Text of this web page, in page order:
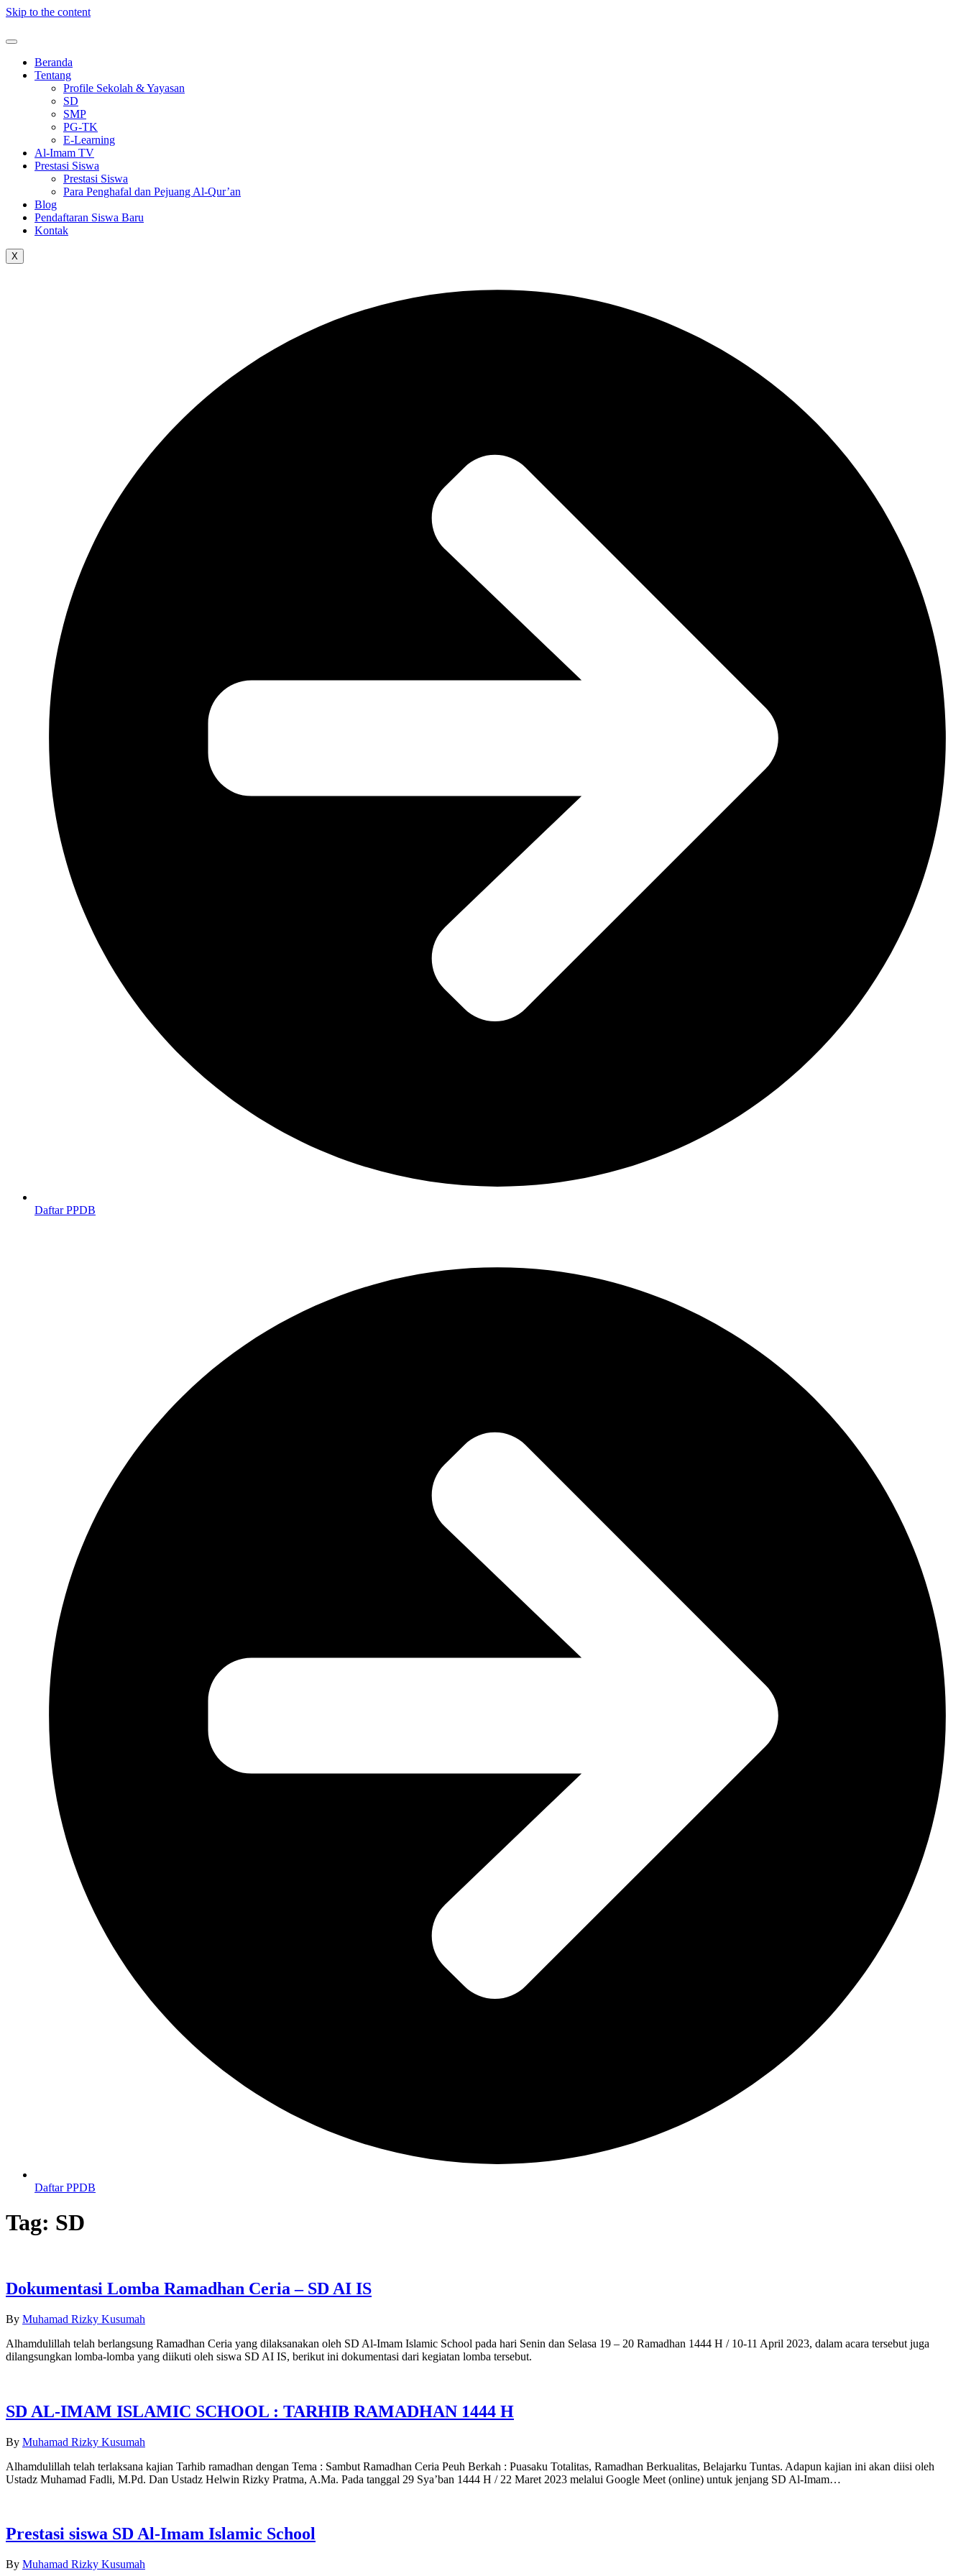
Skip to the content
Beranda
Tentang
Profile Sekolah & Yayasan
SD
SMP
PG-TK
E-Learning
Al-Imam TV
Prestasi Siswa
Prestasi Siswa
Para Penghafal dan Pejuang Al-Qur’an
Blog
Pendaftaran Siswa Baru
Kontak
X
Daftar PPDB
Daftar PPDB
Tag: SD
Dokumentasi Lomba Ramadhan Ceria – SD AI IS
By Muhamad Rizky Kusumah
Alhamdulillah telah berlangsung Ramadhan Ceria yang dilaksanakan oleh SD Al-Imam Islamic School pada hari Senin dan Selasa 19 – 20 Ramadhan 1444 H / 10-11 April 2023, dalam acara tersebut juga
dilangsungkan lomba-lomba yang diikuti oleh siswa SD AI IS, berikut ini dokumentasi dari kegiatan lomba tersebut.
SD AL-IMAM ISLAMIC SCHOOL : TARHIB RAMADHAN 1444 H
By Muhamad Rizky Kusumah
Alhamdulillah telah terlaksana kajian Tarhib ramadhan dengan Tema : Sambut Ramadhan Ceria Peuh Berkah : Puasaku Totalitas, Ramadhan Berkualitas, Belajarku Tuntas. Adapun kajian ini akan diisi oleh
Ustadz Muhamad Fadli, M.Pd. Dan Ustadz Helwin Rizky Pratma, A.Ma. Pada tanggal 29 Sya’ban 1444 H / 22 Maret 2023 melalui Google Meet (online) untuk jenjang SD Al-Imam…
Prestasi siswa SD Al-Imam Islamic School
By Muhamad Rizky Kusumah